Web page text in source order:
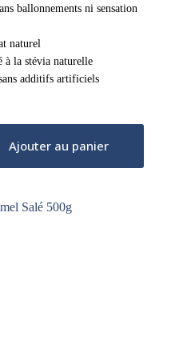
ballonnements ni sensation
naturel
à la stévia naturelle
additifs artificiels
Ajouter au panier